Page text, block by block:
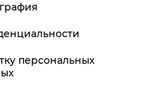
персональных